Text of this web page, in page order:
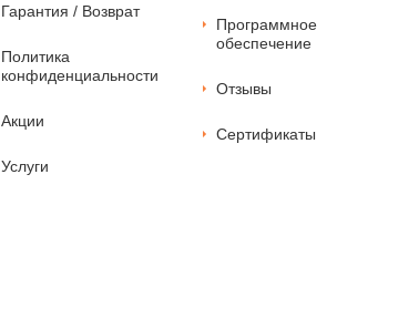
Гарантия / Возврат
Политика
конфиденциальности
Акции
Услуги
Программное
обеспечение
Отзывы
Сертификаты